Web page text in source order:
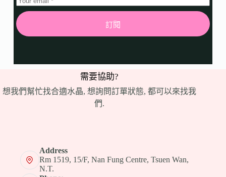
訂閱
需要協助?
想我們幫忙找合適水晶, 想詢問訂單狀態, 都可以來找我
們.
Address
Rm 1519, 15/F, Nan Fung Centre, Tsuen Wan,
N.T.